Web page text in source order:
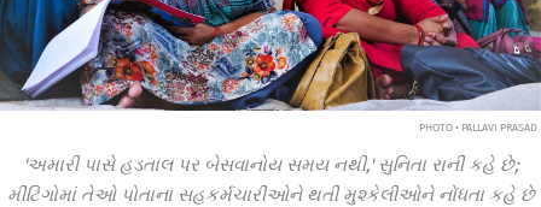
PHOTO • PALLAVI PRASAD
'અમારી પાસે હડતાલ પર બેસવાનોય સમય નથી,' સુનિતા રાની કહે છે;
મીટિંગોમાં તેઓ પોતાના સહકર્મચારીઓને થતી મુશ્કેલીઓને નોંધતા કહે છે